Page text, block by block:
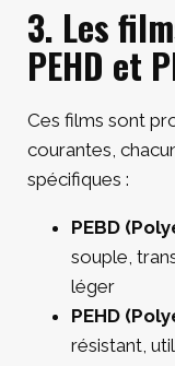
3. Les
PEHD et
Ces films sont
courantes,
spécifiques :
PEBD
souple,
léger
PEHD
résistant,